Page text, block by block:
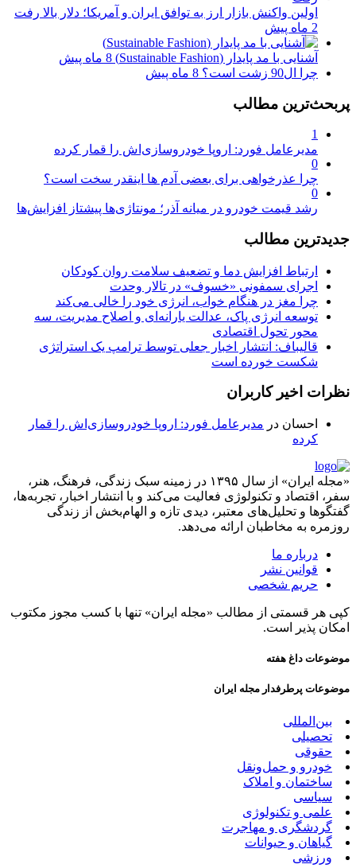
اولین واکنش بازار ارز به توافق ایران و آمریکا؛ دلار بالا رفت
2 ماه پیش
آشنایی با مد پایدار (Sustainable Fashion)
8 ماه پیش
چرا ال90 زشت است؟
8 ماه پیش
پربحث‌ترین مطالب
1
مدیرعامل فورد: اروپا خودروسازی‌اش را قمار کرده
0
چرا عذرخواهی برای بعضی آدم ها اینقدر سخت است؟
0
رشد قیمت خودرو در میانه آذر؛ مونتاژی‌ها پیشتاز افزایش‌ها
جدیدترین مطالب
ارتباط افزایش دما و تضعیف سلامت روان کودکان
اجرای سمفونی «خسوف» در تالار وحدت
چرا مغز در هنگام خواب، انرژی خود را خالی می‌کند
توسعه انرژی پاک، عدالت یارانه‌ای و اصلاح مدیریت، سه
محور تحول اقتصادی
قالیباف: انتشار اخبار جعلی توسط ترامپ یک استراتژی
شکست خورده است
نظرات اخیر کاربران
احسان در مدیرعامل فورد: اروپا خودروسازی‌اش را قمار
کرده
«مجله ایران» از سال ۱۳۹۵ در زمینه سبک زندگی، فرهنگ، هنر،
سفر، اقتصاد و تکنولوژی فعالیت می‌کند و با انتشار اخبار، تجربه‌ها،
گفتگوها و تحلیل‌های معتبر، دیدی تازه و الهام‌بخش از زندگی
روزمره به مخاطبان ارائه می‌دهد.
درباره ما
قوانین نشر
حریم شخصی
کپی هر قسمتی از مطالب «مجله ایران» تنها با کسب مجوز مکتوب
امکان پذیر است.
موضوعات داغ هفته
موضوعات پرطرفدار مجله ایران
بین‌المللی
تحصیلی
حقوقی
خودرو و حمل‌و‌نقل
ساختمان و املاک
سیاسی
علمی و تکنولوژی
گردشگری و مهاجرت
گیاهان و حیوانات
ورزشی